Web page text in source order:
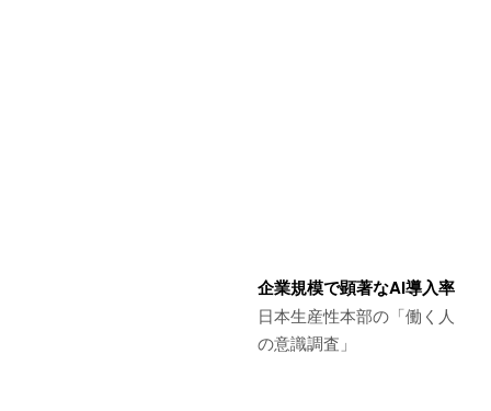
企業規模で顕著なAI導入率
日本生産性本部の「働く人
の意識調査」